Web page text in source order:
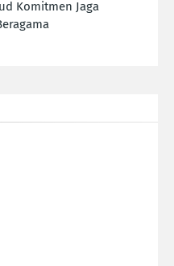
Komitmen Jaga